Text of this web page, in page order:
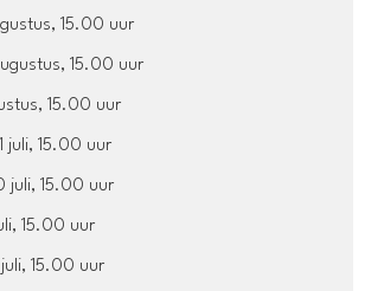
15.00 uur
15.00 uur
15.00 uur
juli, 15.00 uur
juli, 15.00 uur
15.00 uur
15.00 uur